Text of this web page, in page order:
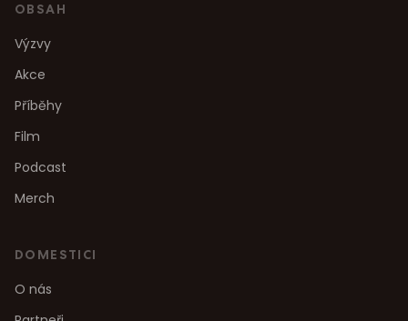
OBSAH
Výzvy
Akce
Příběhy
Film
Podcast
Merch
DOMESTICI
O nás